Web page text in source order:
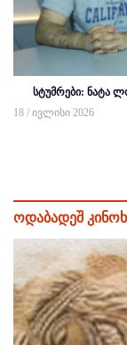
სტუმრები: ნატა
18 / ივლისი 2026
ოდაბადეშ